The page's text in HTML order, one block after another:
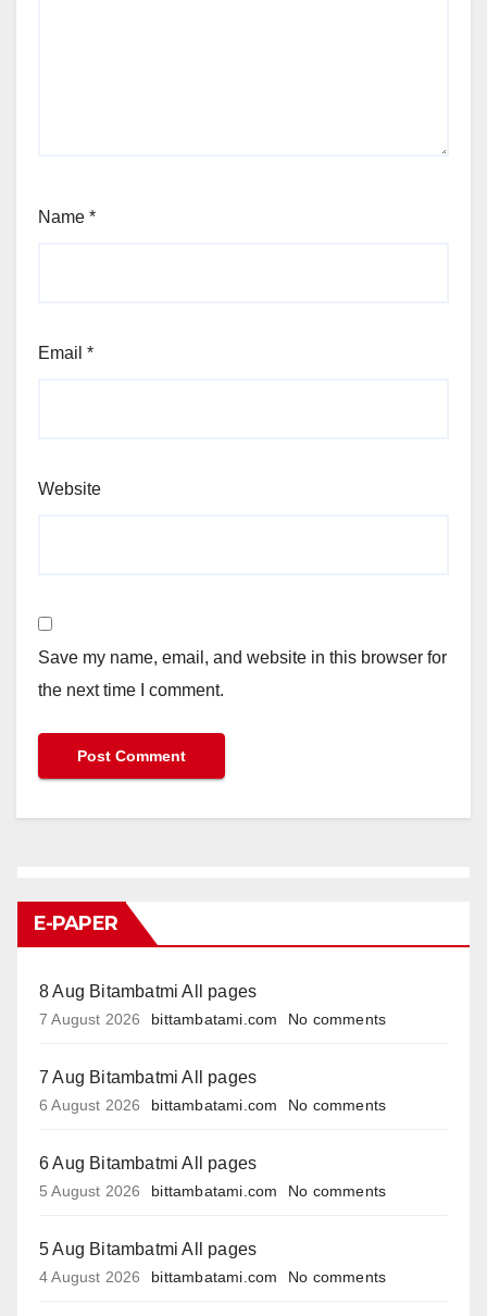
Name *
Email *
Website
Save my name, email, and website in this browser for
the next time I comment.
E-PAPER
8 Aug Bitambatmi All pages
7 August 2026 bittambatami.com No comments
7 Aug Bitambatmi All pages
6 August 2026 bittambatami.com No comments
6 Aug Bitambatmi All pages
5 August 2026 bittambatami.com No comments
5 Aug Bitambatmi All pages
4 August 2026 bittambatami.com No comments